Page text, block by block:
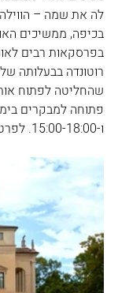
לה את שמה –
בכיפה, ממשיכים
ו-15:00-18:00. לפרטים נוספים בדקו את